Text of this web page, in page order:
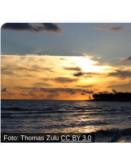
Foto: Thomas ZuluCC BY 3.0